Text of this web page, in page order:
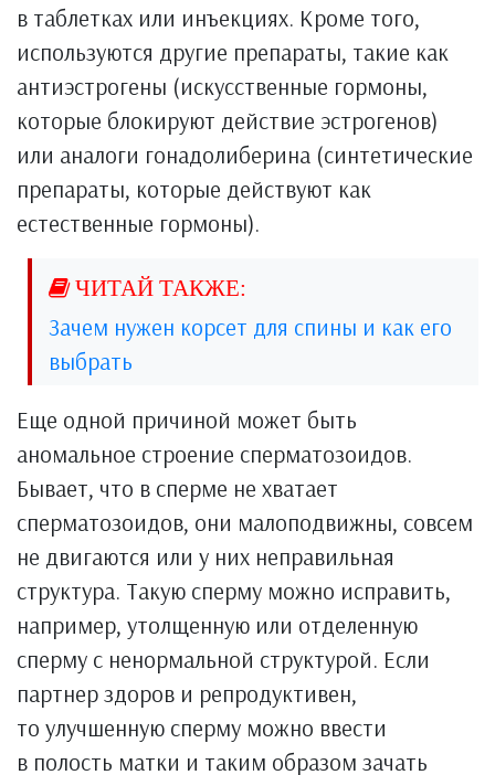
в таблетках или инъекциях. Кроме того,
используются другие препараты, такие как
антиэстрогены (искусственные гормоны,
которые блокируют действие эстрогенов)
или аналоги гонадолиберина (синтетические
препараты, которые действуют как
естественные гормоны).
Зачем нужен корсет для спины и как его
выбрать
Еще одной причиной может быть
аномальное строение сперматозоидов.
Бывает, что в сперме не хватает
сперматозоидов, они малоподвижны, совсем
не двигаются или у них неправильная
структура. Такую сперму можно исправить,
например, утолщенную или отделенную
сперму с ненормальной структурой. Если
партнер здоров и репродуктивен,
то улучшенную сперму можно ввести
в полость матки и таким образом зачать